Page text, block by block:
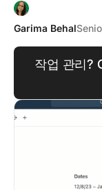
Garima Behal
작업 관리?